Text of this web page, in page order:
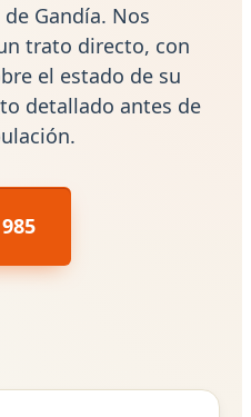
Gandía. Nos
trato directo, con
el estado de su
detallado antes de